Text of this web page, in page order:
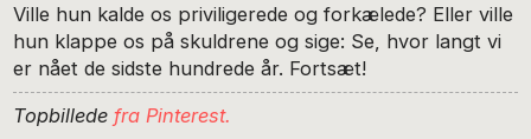
Ville hun kalde os priviligerede og forkælede? Eller ville
hun klappe os på skuldrene og sige: Se, hvor langt vi
er nået de sidste hundrede år. Fortsæt!
Topbillede fra Pinterest.